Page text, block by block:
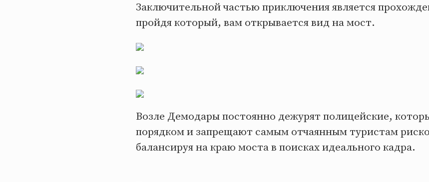
Заключительной частью приключения является
пройдя который, вам открывается вид на мост.
Возле Демодары постоянно дежурят полицейские,
порядком и запрещают самым отчаянным туристам
балансируя на краю моста в поисках идеального кадра.